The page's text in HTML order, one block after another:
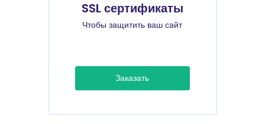
SSL сертификаты
Чтобы защитить ваш сайт
Заказать